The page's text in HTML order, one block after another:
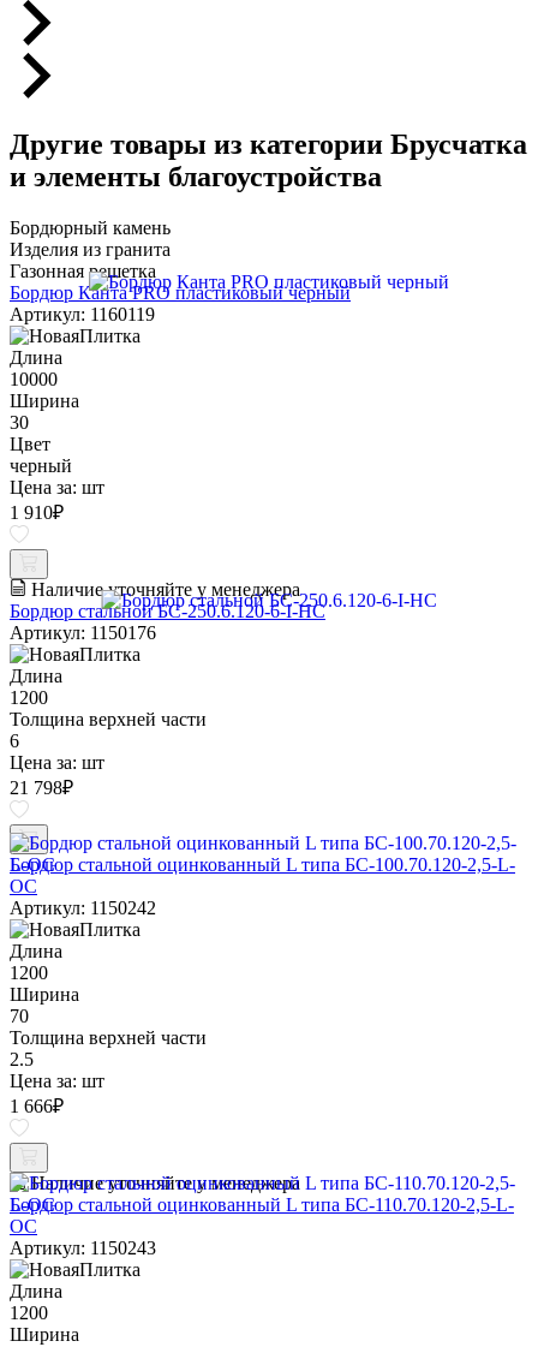
Другие товары из категории Брусчатка
и элементы благоустройства
Бордюрный камень
Изделия из гранита
Газонная решетка
Бордюр Канта PRO пластиковый черный
Артикул: 1160119
Длина
10000
Ширина
30
Цвет
черный
Цена за: шт
1 910₽
Наличие уточняйте у менеджера
Бордюр стальной БС-250.6.120-6-I-НС
Артикул: 1150176
Длина
1200
Толщина верхней части
6
Цена за: шт
21 798₽
Бордюр стальной оцинкованный L типа БС-100.70.120-2,5-L-
ОС
Артикул: 1150242
Длина
1200
Ширина
70
Толщина верхней части
2.5
Цена за: шт
1 666₽
Наличие уточняйте у менеджера
Бордюр стальной оцинкованный L типа БС-110.70.120-2,5-L-
ОС
Артикул: 1150243
Длина
1200
Ширина